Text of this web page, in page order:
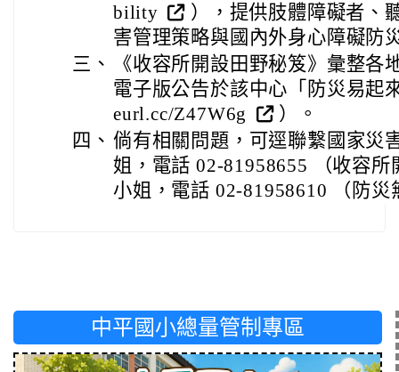
bility
），提供肢體障礙者、
害管理策略與國內外身心障礙防
三、
《收容所開設田野秘笈》彙整各
電子版公告於該中心「防災易起
eurl.cc/Z47W6g
）。
四、 倘有相關問題，可逕聯繫國家災
姐，電話 02-81958655 （收容
小姐，電話 02-81958610 （防災
中平國小總量管制專區